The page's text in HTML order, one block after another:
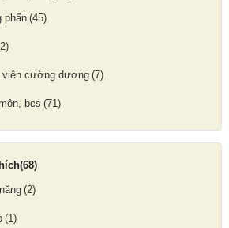
Massage Oil
quyến rũ” giúp những giây phút ân ái
mượt mà và thăng hoa.
phấn (45)
cường dương (7)
bcs (71)
(68)
(2)
(1)